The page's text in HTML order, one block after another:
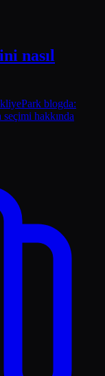
nasıl
blogda:
hakkında